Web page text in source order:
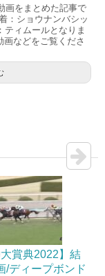
画をまとめた記事で
：ショウナンバシッ
ティムールとなりま
画などをご覧くださ
大賞典2022】結
/ディープボンド